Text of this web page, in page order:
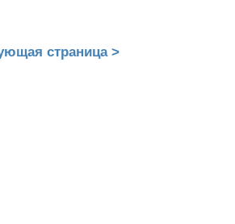
страница >